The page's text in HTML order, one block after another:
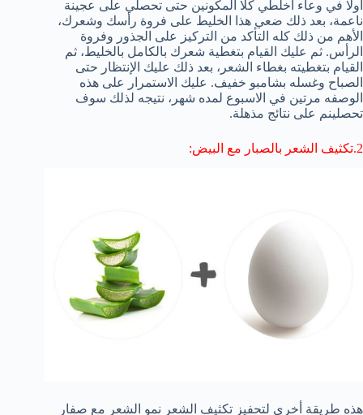
أولا في وعاء اخلطي كلا المكونين حتى تحصلي على عجينة
ناعمة، بعد ذلك ضعي هذا الخليط على فروة رأسك وشعرك،
الأهم من ذلك كله التأكد من التركيز على الجذور وفروة
الرأس. ثم عليك القيام بتغطية شعرك بالكامل بالخليط، ثم
القيام بتغطيته بغطاء الشعر، بعد ذلك عليك الإنتظار حتى
الصباح وغسله بشامبو خفيف. عليك الاستمرار على هذه
الوصفه مرتين في الاسبوع لمده شهر، نتيجه لذلك سوف
تحصلينم على نتائج مذهلة.
2.تكثيف الشعر بالصبار مع البيض:
هذه طريقة أخرى لتحفيز تكثيف الشعر نمو الشعر مع صفار